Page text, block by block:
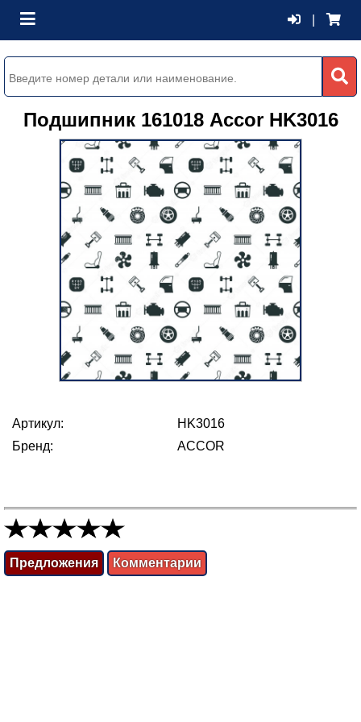
Подшипник 161018 Accor HK3016
Артикул:
HK3016
Бренд:
ACCOR
Предложения Комментарии